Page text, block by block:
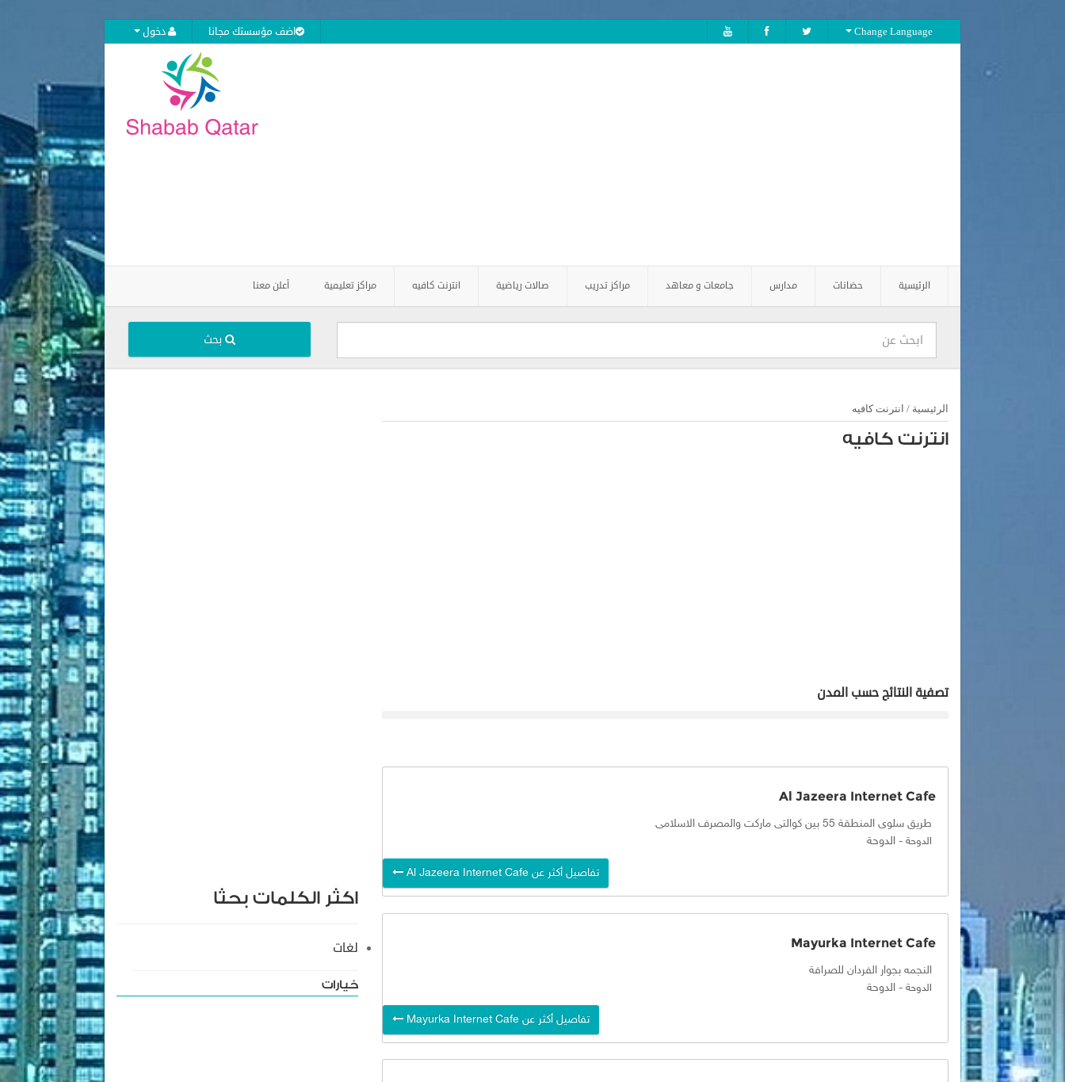
دخول اضف مؤسستك مجانا Change Language
الرئيسية حضانات مدارس جامعات و معاهد مراكز تدريب صالات رياضية انترنت كافيه مراكز تعليمية أعلن معنا
بحث
الرئيسية / انترنت كافيه
انترنت كافيه
تصفية النتائج حسب المدن
Al Jazeera Internet Cafe
طريق سلوى المنطقة 55 بين كوالتى ماركت والمصرف الاسلامى
الدوحة - الدوحة
تفاصيل أكثر عن Al Jazeera Internet Cafe
Mayurka Internet Cafe
النجمه بجوار الفردان للصرافة
الدوحة - الدوحة
تفاصيل أكثر عن Mayurka Internet Cafe
اكثر الكلمات بحثا
لغات
خيارات